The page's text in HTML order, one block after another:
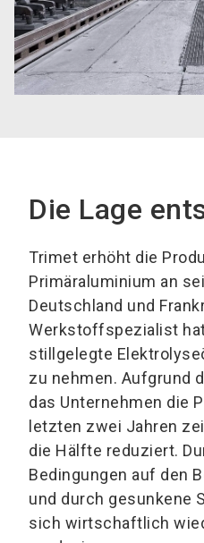
Die Lage
Trimet erhöht die
Primäraluminium an
Deutschland und
Werkstoffspezialist
stillgelegte
zu nehmen. Aufgrund
das Unternehmen die
letzten zwei Jahren
die Hälfte reduziert.
Bedingungen auf den
und durch gesunkene
sich wirtschaftlich